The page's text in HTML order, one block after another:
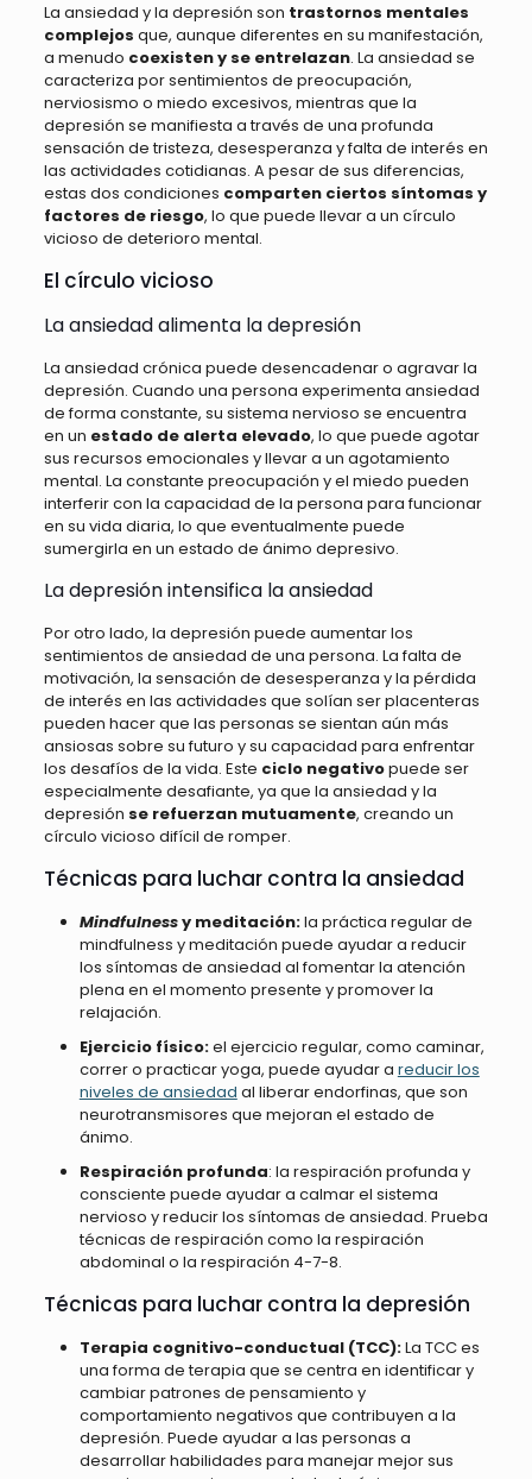
La ansiedad y la depresión son trastornos mentales
complejos que, aunque diferentes en su manifestación,
a menudo coexisten y se entrelazan. La ansiedad se
caracteriza por sentimientos de preocupación,
nerviosismo o miedo excesivos, mientras que la
depresión se manifiesta a través de una profunda
sensación de tristeza, desesperanza y falta de interés en
las actividades cotidianas. A pesar de sus diferencias,
estas dos condiciones comparten ciertos síntomas y
factores de riesgo, lo que puede llevar a un círculo
vicioso de deterioro mental.
El círculo vicioso
La ansiedad alimenta la depresión
La ansiedad crónica puede desencadenar o agravar la
depresión. Cuando una persona experimenta ansiedad
de forma constante, su sistema nervioso se encuentra
en un estado de alerta elevado, lo que puede agotar
sus recursos emocionales y llevar a un agotamiento
mental. La constante preocupación y el miedo pueden
interferir con la capacidad de la persona para funcionar
en su vida diaria, lo que eventualmente puede
sumergirla en un estado de ánimo depresivo.
La depresión intensifica la ansiedad
Por otro lado, la depresión puede aumentar los
sentimientos de ansiedad de una persona. La falta de
motivación, la sensación de desesperanza y la pérdida
de interés en las actividades que solían ser placenteras
pueden hacer que las personas se sientan aún más
ansiosas sobre su futuro y su capacidad para enfrentar
los desafíos de la vida. Este ciclo negativopuede ser
especialmente desafiante, ya que la ansiedad y la
depresión se refuerzan mutuamente, creando un
círculo vicioso difícil de romper.
Técnicas para luchar contra la ansiedad
Mindfulnessy meditación:la práctica regular de
mindfulness y meditación puede ayudar a reducir
los síntomas de ansiedad al fomentar la atención
plena en el momento presente y promover la
relajación.
Ejercicio físico:el ejercicio regular, como caminar,
correr o practicar yoga, puede ayudar a reducir los
niveles de ansiedad al liberar endorfinas, que son
neurotransmisores que mejoran el estado de
ánimo.
Respiración profunda: la respiración profunda y
consciente puede ayudar a calmar el sistema
nervioso y reducir los síntomas de ansiedad. Prueba
técnicas de respiración como la respiración
abdominal o la respiración 4-7-8.
Técnicas para luchar contra la depresión
Terapia cognitivo-conductual (TCC):La TCC es
una forma de terapia que se centra en identificar y
cambiar patrones de pensamiento y
comportamiento negativos que contribuyen a la
depresión. Puede ayudar a las personas a
desarrollar habilidades para manejar mejor sus